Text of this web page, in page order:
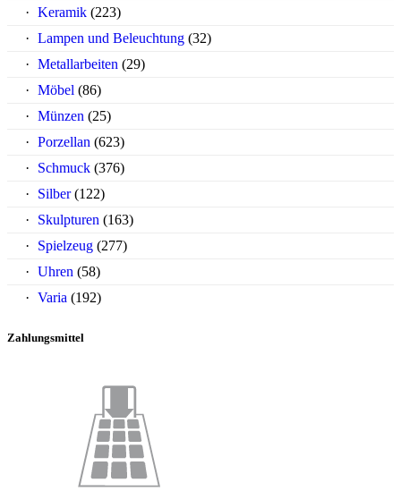
Keramik (223)
Lampen und Beleuchtung (32)
Metallarbeiten (29)
Möbel (86)
Münzen (25)
Porzellan (623)
Schmuck (376)
Silber (122)
Skulpturen (163)
Spielzeug (277)
Uhren (58)
Varia (192)
Zahlungsmittel